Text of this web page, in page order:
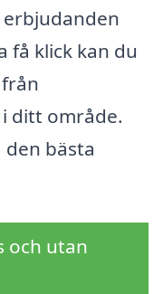
få klick kan du
ditt område.
bästa
och utan